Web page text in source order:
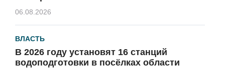
06.08.2026
ВЛАСТЬ
В 2026 году установят 16 станций
водоподготовки в посёлках области